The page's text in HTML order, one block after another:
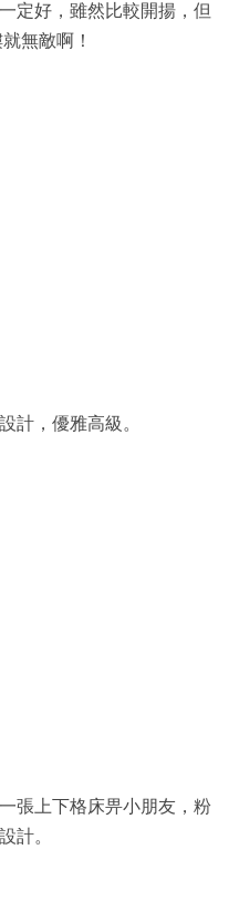
定好，雖然比較開揚，但
無敵啊！
計，優雅高級。
張上下格床畀小朋友，粉
計。